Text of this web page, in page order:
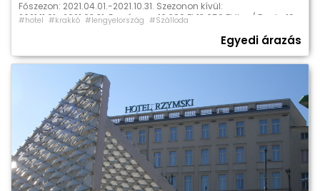
Főszezon: 2021.04.01.-2021.10.31. Szezonon kívül:
2021.11.01.-2021.03.31. Egy ágyas 16 380 Ft 13 650 Ft Iker / Dupla 19
890 Ft 15 990 Ft Három ágyas 24 180 Ft 19 500 Ft
#hotel #krakkó #lengyelország #Szálloda
Egyedi árazás